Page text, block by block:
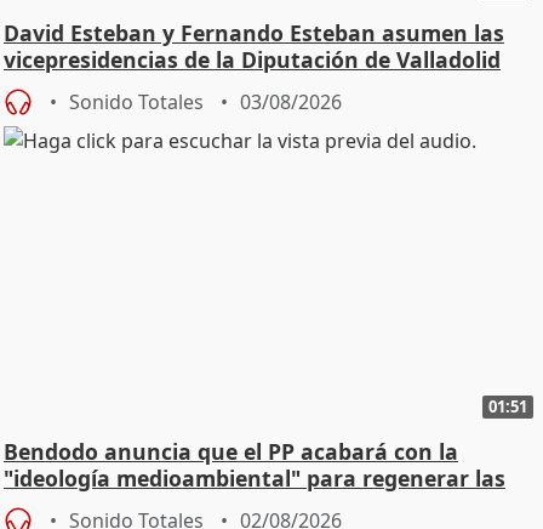
David Esteban y Fernando Esteban asumen las
vicepresidencias de la Diputación de Valladolid
Sonido Totales 03/08/2026
01:51
Bendodo anuncia que el PP acabará con la
"ideología medioambiental" para regenerar las
playas
Sonido Totales 02/08/2026